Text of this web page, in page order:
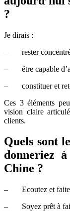
?
Je dirais :
– rester
– être capable
– constituer et
Ces 3 éléments
vision claire
clients.
Quels sont
donneriez
Chine ?
– Ecoutez et faites
– Soyez prêt à